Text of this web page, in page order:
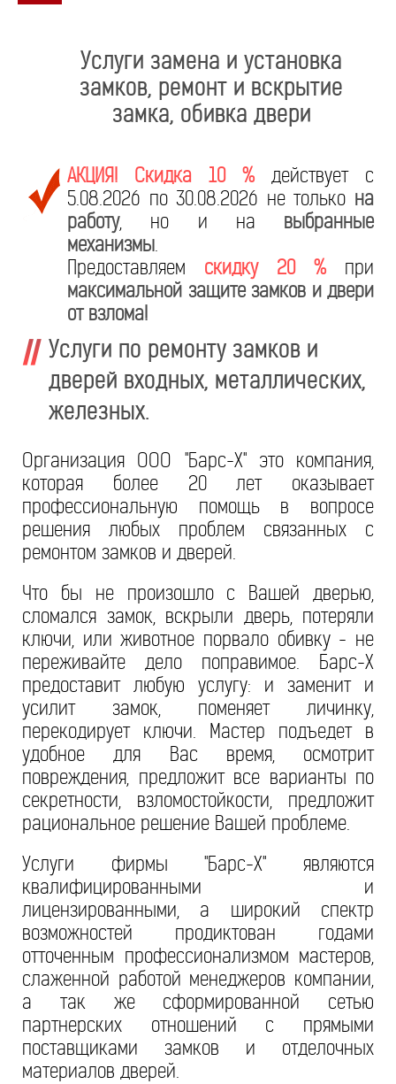
Услуги замена и установка
замков, ремонт и вскрытие
замка, обивка двери
АКЦИЯ! Скидка 10 % действует с
5.08.2026 по 30.08.2026 не только на
работу, но и на выбранные
механизмы.
Предоставляем скидку 20 % при
максимальной защите замков и двери
от взлома!
Услуги по ремонту замков и
дверей входных, металлических,
железных.
Организация ООО "Барс-Х" это компания,
которая более 20 лет оказывает
профессиональную помощь в вопросе
решения любых проблем связанных с
ремонтом замков и дверей.
Что бы не произошло с Вашей дверью,
сломался замок, вскрыли дверь, потеряли
ключи, или животное порвало обивку - не
переживайте дело поправимое. Барс-Х
предоставит любую услугу: и заменит и
усилит замок, поменяет личинку,
перекодирует ключи. Мастер подъедет в
удобное для Вас время, осмотрит
повреждения, предложит все варианты по
секретности, взломостойкости, предложит
рациональное решение Вашей проблеме.
Услуги фирмы "Барс-Х" являются
квалифицированными и
лицензированными, а широкий спектр
возможностей продиктован годами
отточенным профессионализмом мастеров,
слаженной работой менеджеров компании,
а так же сформированной сетью
партнерских отношений с прямыми
поставщиками замков и отделочных
материалов дверей.